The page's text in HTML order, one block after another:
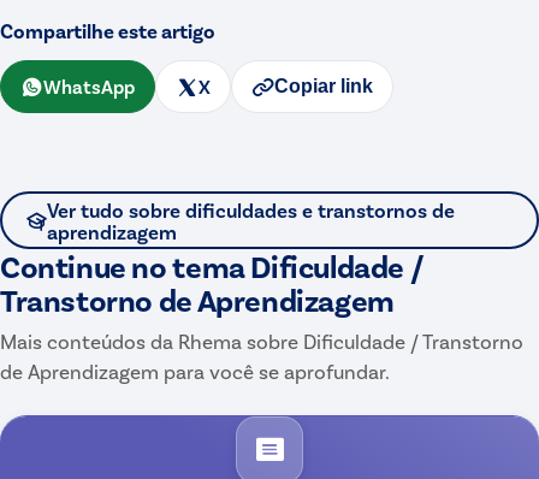
Compartilhe este artigo
WhatsApp X Copiar link
Ver tudo sobre dificuldades e transtornos de
aprendizagem
Continue no temaDificuldade /
Transtorno de Aprendizagem
Mais conteúdos da Rhema sobre Dificuldade / Transtorno
de Aprendizagem para você se aprofundar.